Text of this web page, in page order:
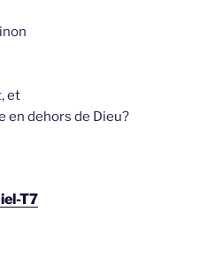
et
en dehors de Dieu?
T7